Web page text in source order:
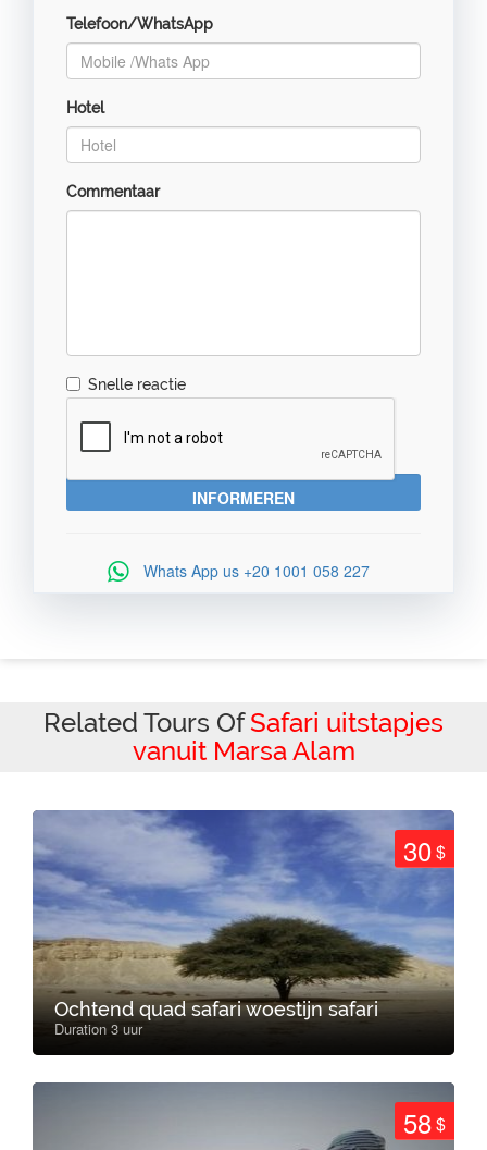
Telefoon/WhatsApp
Hotel
Commentaar
Snelle reactie
Whats App us +20 1001 058 227
Related Tours OfSafari uitstapjes
vanuit Marsa Alam
30$
Ochtend quad safari woestijn safari
Duration 3 uur
58$